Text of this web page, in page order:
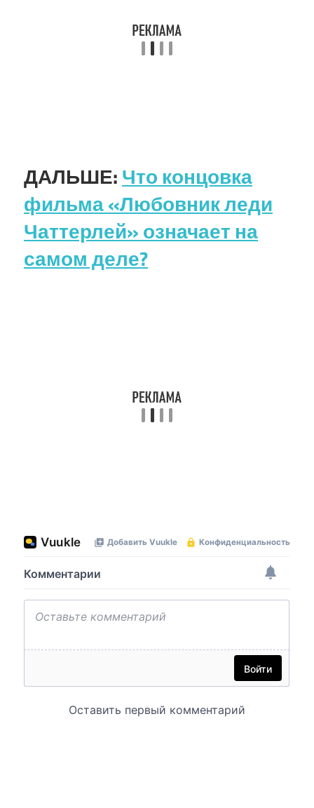
ДАЛЬШЕ:Что концовка
фильма «Любовник леди
Чаттерлей» означает на
самом деле?